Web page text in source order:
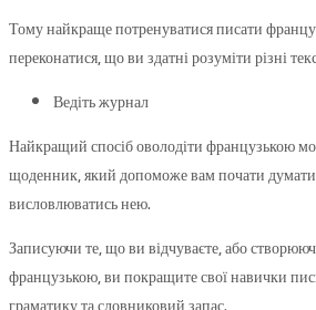
Тому найкраще потренуватися писати
переконатися, що ви здатні розуміти різні
Ведіть журнал
Найкращий спосіб оволодіти французькою
щоденник, який допоможе вам почати
висловлюватись нею.
Записуючи те, що ви відчуваєте, або
французькою, ви покращите свої навички